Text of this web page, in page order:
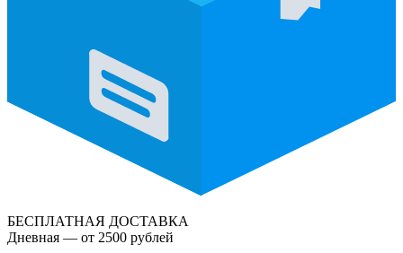
БЕСПЛАТНАЯ ДОСТАВКА
Дневная — от 2500 рублей